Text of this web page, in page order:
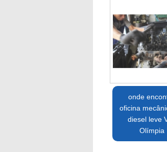
onde
oficina
diesel leve
Olímpia